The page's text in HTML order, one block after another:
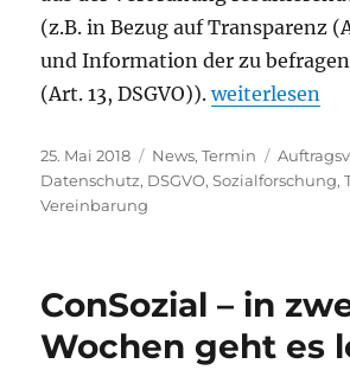
(z.B. in Bezug auf Transparenz
und Information der zu
(Art. 13, DSGVO)).weiterlesen
Veröffentlicht
am
25. Mai 2018 Kategorien
News,Termin
Datenschutz, DSGVO,Sozialforschung,
Vereinbarung
ConSozial – in
Wochen geht es